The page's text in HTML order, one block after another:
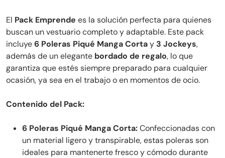
El Pack Emprende es la solución perfecta para quienes
buscan un vestuario completo y adaptable. Este pack
incluye6 Poleras Piqué Manga Cortay 3 Jockeys,
además de un elegante bordado de regalo, lo que
garantiza que estés siempre preparado para cualquier
ocasión, ya sea en el trabajo o en momentos de ocio.
Contenido del Pack:
6 Poleras Piqué Manga Corta:Confeccionadas con
un material ligero y transpirable, estas poleras son
ideales para mantenerte fresco y cómodo durante